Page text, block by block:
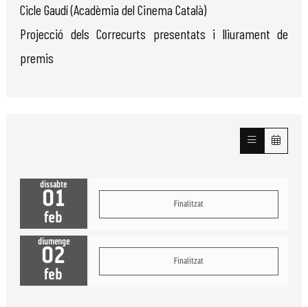
Cicle Gaudí (Acadèmia del Cinema Català)
Projecció dels Correcurts presentats i lliurament de
premis
dissabte
01
feb
Finalitzat
diumenge
02
feb
Finalitzat